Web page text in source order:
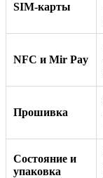
SIM-карты
NFC и Mir Pay
Прошивка
Состояние и
упаковка